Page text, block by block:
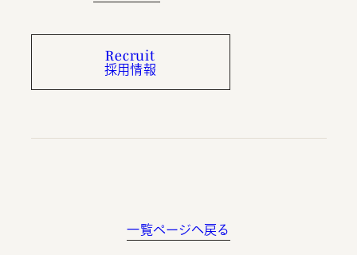
Recruit
採用情報
一覧ページへ戻る